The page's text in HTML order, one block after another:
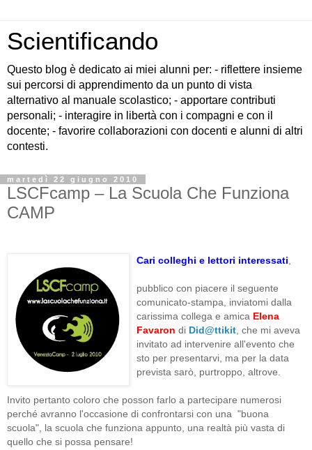
Scientificando
Questo blog è dedicato ai miei alunni per: - riflettere insieme
sui percorsi di apprendimento da un punto di vista
alternativo al manuale scolastico; - apportare contributi
personali; - interagire in libertà con i compagni e con il
docente; - favorire collaborazioni con docenti e alunni di altri
contesti.
martedì 22 giugno 2010
LSCFcamp – La Scuola Che Funziona
CAMP
Cari colleghi e lettori interessati
pubblico con piacere il seguente
comunicato-stampa, inviatomi dalla
carissima collega e amica Elena
Favaron di Did@ttikit , che mi aveva
invitato ad intervenire all'evento che
sto per presentarvi, ma per la data
prevista sarò, purtroppo, altrove.
Invito pertanto coloro che posson farlo a partecipare numerosi
perché avranno l'occasione di confrontarsi con una "buona
scuola", la scuola che funziona appunto, una realtà più vasta di
quello che si possa pensare!